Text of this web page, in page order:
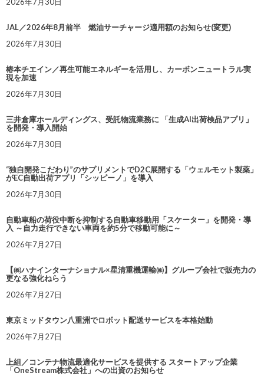
2026年7月30日
JAL／2026年8月前半 燃油サーチャージ適用額のお知らせ(変更)
2026年7月30日
椿本チエイン／再生可能エネルギーを活用し、カーボンニュートラル実
現を加速
2026年7月30日
三井倉庫ホールディングス、受託物流業務に 「生成AI出荷検品アプリ」
を開発・導入開始
2026年7月30日
“独自開発こだわり”のサプリメントでD2C展開する「ウェルモット製薬」
がEC自動出荷アプリ「シッピーノ」を導入
2026年7月30日
自動車船の荷役中断を抑制する自動車移動用「スケーター」を開発・導
入 ～自力走行できない車両を約5分で移動可能に～
2026年7月27日
【㈱ハナインターナショナル×星清重機運輸㈱】グループ会社で販売力の
更なる強化ねらう
2026年7月27日
東京ミッドタウン八重洲でロボット配送サービスを本格始動
2026年7月27日
上組／コンテナ物流最適化サービスを提供する スタートアップ企業
「OneStream株式会社」への出資のお知らせ